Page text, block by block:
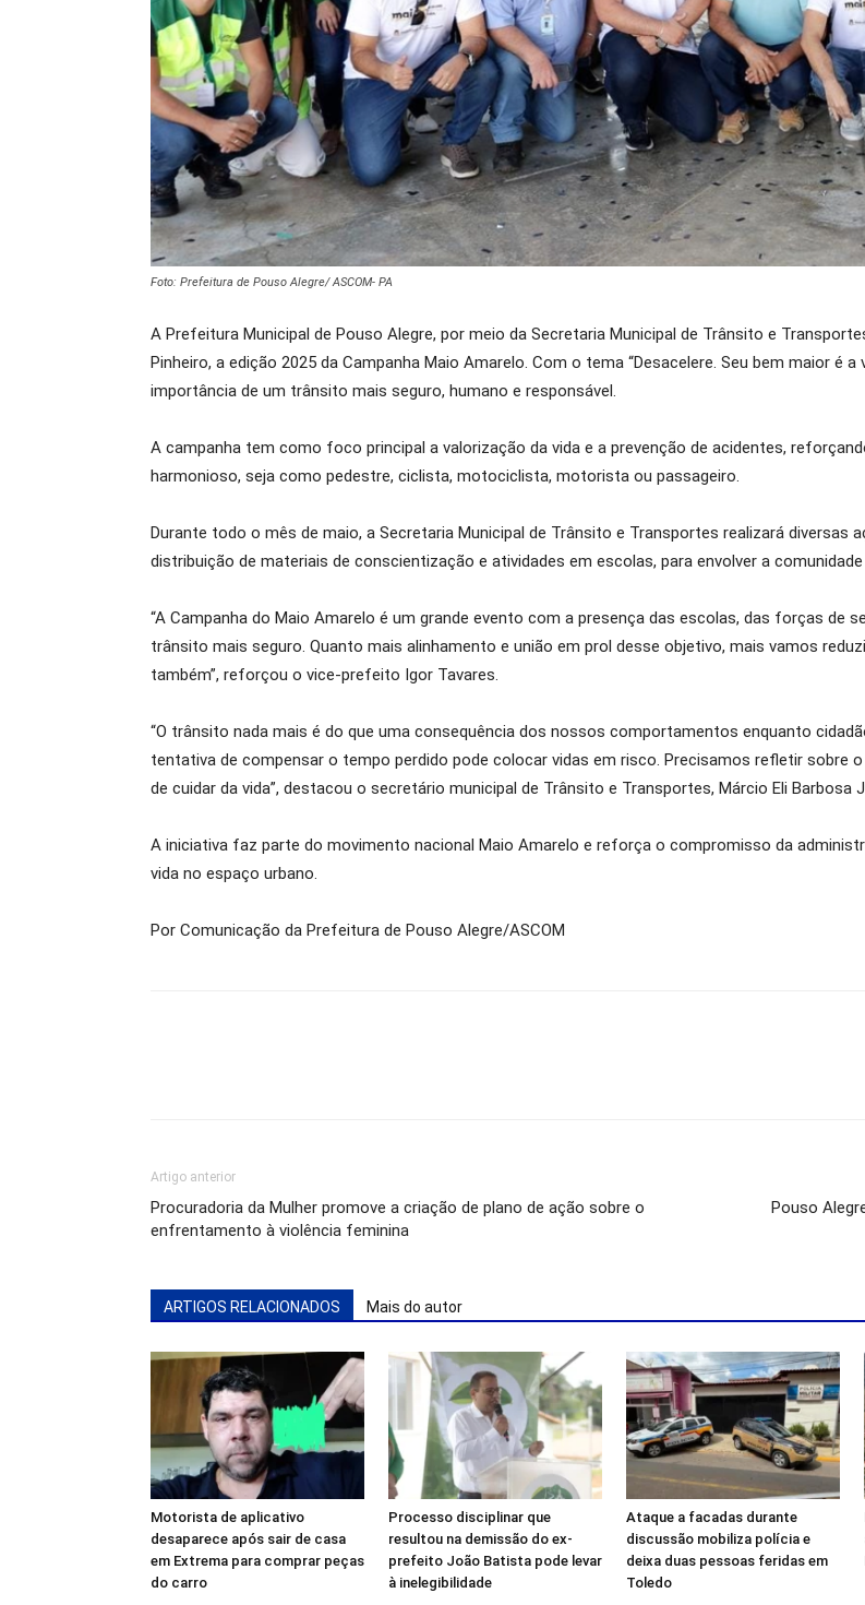
Foto: Prefeitura de Pouso Alegre/ ASCOM- PA
A Prefeitura Municipal de Pouso Alegre, por meio da Secretaria Municipal de Trânsito e
Pinheiro, a edição 2025 da Campanha Maio Amarelo. Com o tema “Desacelere. Seu bem maior é
importância de um trânsito mais seguro, humano e responsável.
A campanha tem como foco principal a valorização da vida e a prevenção de acidentes,
harmonioso, seja como pedestre, ciclista, motociclista, motorista ou passageiro.
Durante todo o mês de maio, a Secretaria Municipal de Trânsito e Transportes realizará
distribuição de materiais de conscientização e atividades em escolas, para envolver a
“A Campanha do Maio Amarelo é um grande evento com a presença das escolas, das forças de
trânsito mais seguro. Quanto mais alinhamento e união em prol desse objetivo, mais vamos
também”, reforçou o vice-prefeito Igor Tavares.
“O trânsito nada mais é do que uma consequência dos nossos comportamentos enquanto
tentativa de compensar o tempo perdido pode colocar vidas em risco. Precisamos refletir sobre
de cuidar da vida”, destacou o secretário municipal de Trânsito e Transportes, Márcio Eli Barbosa
A iniciativa faz parte do movimento nacional Maio Amarelo e reforça o compromisso da
vida no espaço urbano.
Por Comunicação da Prefeitura de Pouso Alegre/ASCOM
Artigo anterior
Procuradoria da Mulher promove a criação de plano de ação sobre o
enfrentamento à violência feminina
Pouso
ARTIGOS RELACIONADOS Mais do autor
Motorista de aplicativo
desaparece após sair de casa
em Extrema para comprar peças
do carro
Processo disciplinar que
resultou na demissão do ex-
prefeito João Batista pode levar
à inelegibilidade
Ataque a facadas durante
discussão mobiliza polícia e
deixa duas pessoas feridas em
Toledo